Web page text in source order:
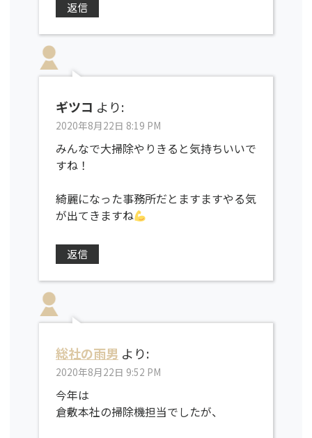
返信
ギツコ より:
2020年8月22日 8:19 PM
みんなで大掃除やりきると気持ちいいで
すね！
綺麗になった事務所だとますますやる気
が出てきますね
返信
総社の雨男 より:
2020年8月22日 9:52 PM
今年は
倉敷本社の掃除機担当でしたが、